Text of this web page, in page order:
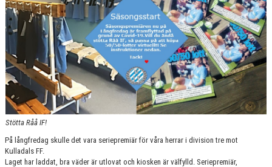
BILDGALLERI
VÅRA LAG
MATCHER
BLI MEDLEM
Stötta Råå IF!
På långfredag skulle det vara seriepremiär för våra herrar i division tre mot
Kulladals FF.
Laget har laddat, bra väder är utlovat och kiosken är välfylld. Seriepremiär,